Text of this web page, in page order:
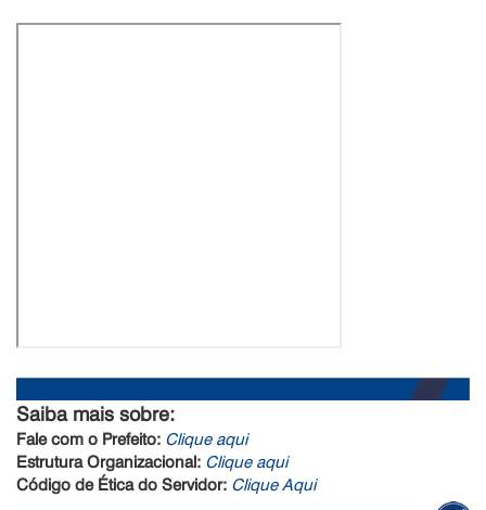
Saiba mais sobre:
Fale com o Prefeito: Clique aqui
Estrutura Organizacional: Clique aqui
Código de Ética do Servidor: Clique Aqui